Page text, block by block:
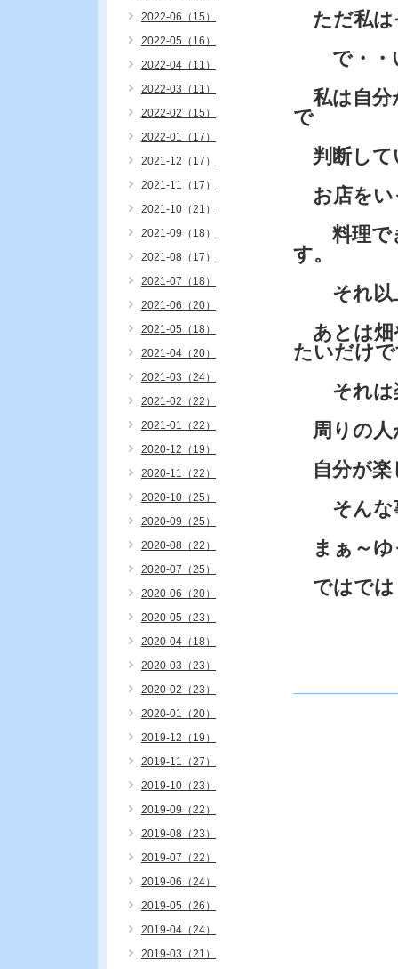
ただ私は
で・・い
私は自分
で
判断し
お店をい
料理でき
す。
それ以
あとは畑
たいだけ
それは
周りの人
自分が楽
そんな
まぁ～ゆ
ではでは
2022-06（15）
2022-05（16）
2022-04（11）
2022-03（11）
2022-02（15）
2022-01（17）
2021-12（17）
2021-11（17）
2021-10（21）
2021-09（18）
2021-08（17）
2021-07（18）
2021-06（20）
2021-05（18）
2021-04（20）
2021-03（24）
2021-02（22）
2021-01（22）
2020-12（19）
2020-11（22）
2020-10（25）
2020-09（25）
2020-08（22）
2020-07（25）
2020-06（20）
2020-05（23）
2020-04（18）
2020-03（23）
2020-02（23）
2020-01（20）
2019-12（19）
2019-11（27）
2019-10（23）
2019-09（22）
2019-08（23）
2019-07（22）
2019-06（24）
2019-05（26）
2019-04（24）
2019-03（21）